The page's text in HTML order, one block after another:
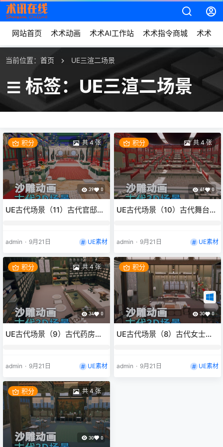
网站首页 术术动画 术术AI工作站 术术指令商城 术术动
当前位置： 首页 UE三渲二场景
标签：UE三渲二场景
共 4 张
积分
39 0
UE古代场景（11）古代官邸古
admin · 9月21日 UE素材
共 4 张
积分
41 0
UE古代场景（10）古代舞台酒
admin · 9月21日 UE素材
共 4 张
积分
34 0
UE古代场景（9）古代药房药
admin · 9月21日 UE素材
积分
30 0
UE古代场景（8）古代女士房
admin · 9月21日 UE素材
共 4 张
积分
30 0